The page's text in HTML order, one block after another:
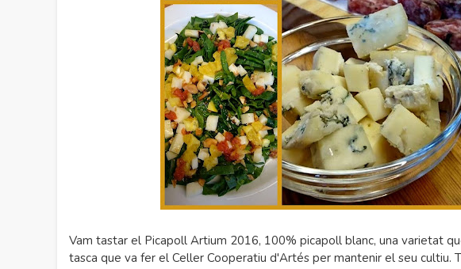
Vam tastar el Picapoll Artium 2016, 100% picapoll blanc, una varietat
tasca que va fer el Celler Cooperatiu d'Artés per mantenir el seu cultiu.